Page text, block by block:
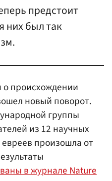
предстоит
них был так
о происхождении
новый поворот.
группы
из 12 научных
евреев произошла от
в журнале Nature